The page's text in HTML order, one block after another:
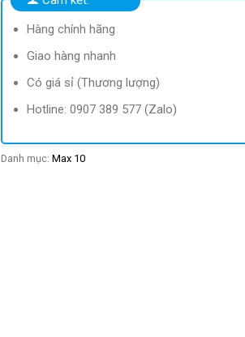
Hàng chính hãng
Giao hàng nhanh
Có giá sỉ (Thương lượng)
Hotline: 0907 389 577 (Zalo)
Danh mục: Max 10